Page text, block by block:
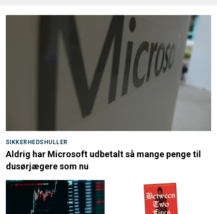
SIKKERHEDSHULLER
Aldrig har Microsoft udbetalt så mange penge til
dusørjægere som nu